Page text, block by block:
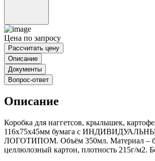
Цена по запросу
Рассчитать цену
Описание
Документы
Вопрос-ответ
Описание
Коробка для наггетсов, крылышек,
116х75х45мм бумага с
ЛОГОТИПОМ. Объём 350мл. Материал –
целлюлозный картон, плотность 215г/м2.